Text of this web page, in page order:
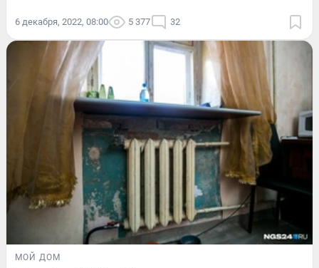
6 декабря, 2022, 08:00 5 377 32
МОЙ ДОМ